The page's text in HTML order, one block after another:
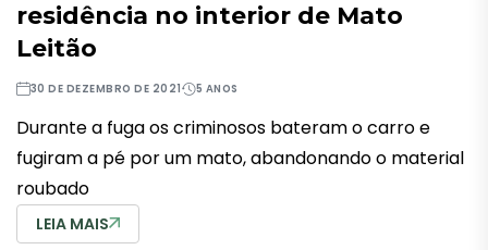
residência no interior de Mato
Leitão
30 DE DEZEMBRO DE 2021 5 ANOS
Durante a fuga os criminosos bateram o carro e
fugiram a pé por um mato, abandonando o material
roubado
LEIA MAIS